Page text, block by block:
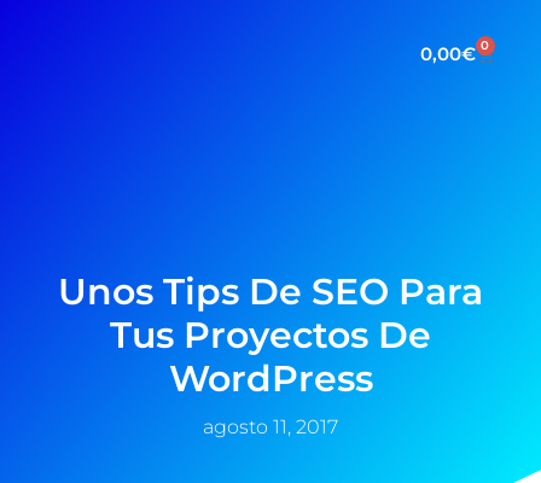
0,00€ 0
Unos Tips De SEO Para
Tus Proyectos De
WordPress
agosto 11, 2017